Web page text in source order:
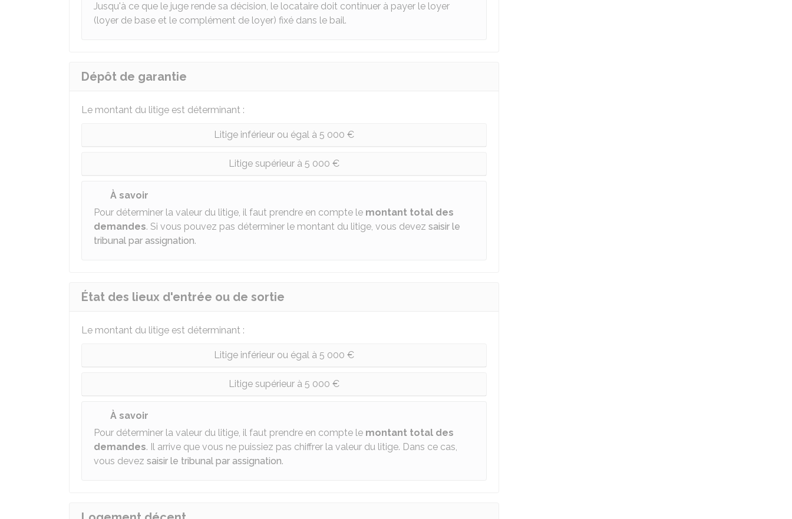
Jusqu'à ce que le juge rende sa décision, le locataire doit continuer à payer le loyer
(loyer de base et le complément de loyer) fixé dans le bail.
Dépôt de garantie
Le montant du litige est déterminant :
Litige inférieur ou égal à 5 000 €
Litige supérieur à 5 000 €
À savoir
Pour déterminer la valeur du litige, il faut prendre en compte le montant total des
demandes. Si vous pouvez pas déterminer le montant du litige, vous devez saisir le
tribunal par assignation.
État des lieux d'entrée ou de sortie
Le montant du litige est déterminant :
Litige inférieur ou égal à 5 000 €
Litige supérieur à 5 000 €
À savoir
Pour déterminer la valeur du litige, il faut prendre en compte le montant total des
demandes. Il arrive que vous ne puissiez pas chiffrer la valeur du litige. Dans ce cas,
vous devez saisir le tribunal par assignation.